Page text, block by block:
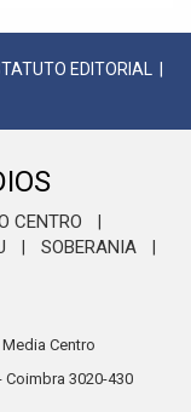
EDITORIAL
CENTRO
SOBERANIA
Centro
Coimbra 3020-430